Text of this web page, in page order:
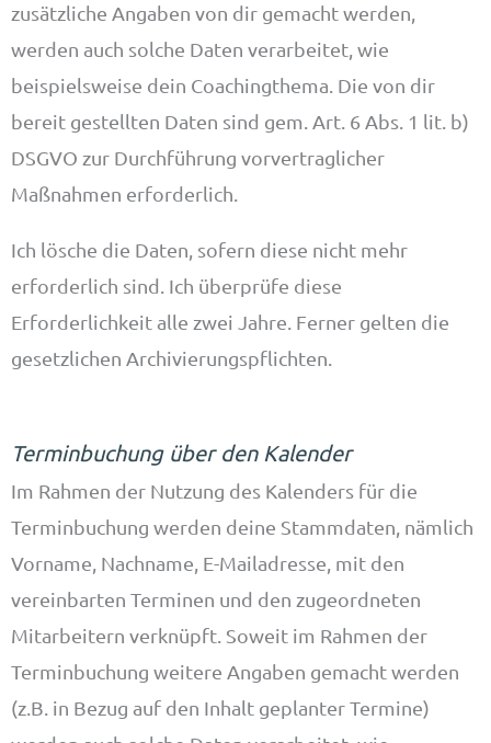
zusätzliche Angaben von dir gemacht werden,
werden auch solche Daten verarbeitet, wie
beispielsweise dein Coachingthema. Die von dir
bereit gestellten Daten sind gem. Art. 6 Abs. 1 lit. b)
DSGVO zur Durchführung vorvertraglicher
Maßnahmen erforderlich.
Ich lösche die Daten, sofern diese nicht mehr
erforderlich sind. Ich überprüfe diese
Erforderlichkeit alle zwei Jahre. Ferner gelten die
gesetzlichen Archivierungspflichten.
Terminbuchung über den Kalender
Im Rahmen der Nutzung des Kalenders für die
Terminbuchung werden deine Stammdaten, nämlich
Vorname, Nachname, E-Mailadresse, mit den
vereinbarten Terminen und den zugeordneten
Mitarbeitern verknüpft. Soweit im Rahmen der
Terminbuchung weitere Angaben gemacht werden
(z.B. in Bezug auf den Inhalt geplanter Termine)